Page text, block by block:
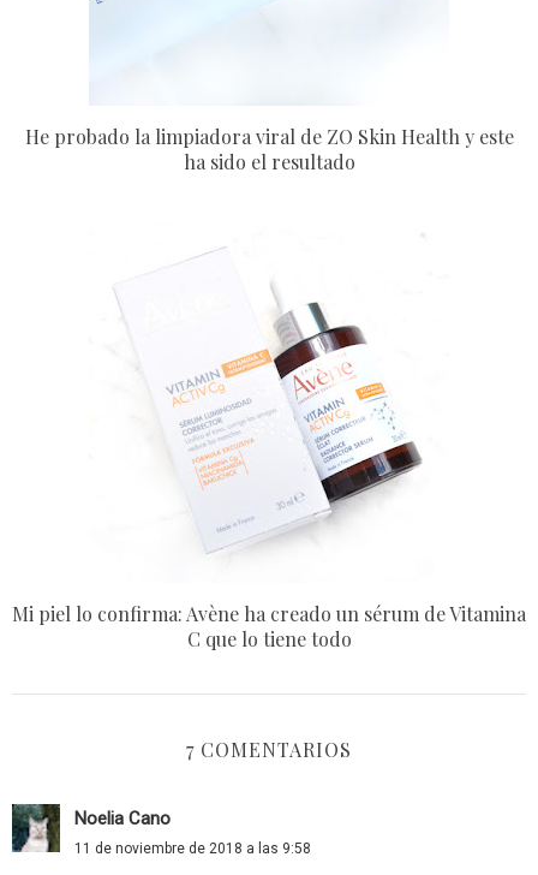
He probado la limpiadora viral de ZO Skin Health y este
ha sido el resultado
Mi piel lo confirma: Avène ha creado un sérum de Vitamina
C que lo tiene todo
7 COMENTARIOS
Noelia Cano
11 de noviembre de 2018 a las 9:58